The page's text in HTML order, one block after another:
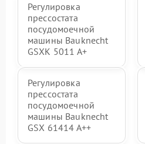
Регулировка
прессостата
посудомоечной
машины Bauknecht
GSXK 5011 A+
Регулировка
прессостата
посудомоечной
машины Bauknecht
GSX 61414 A++